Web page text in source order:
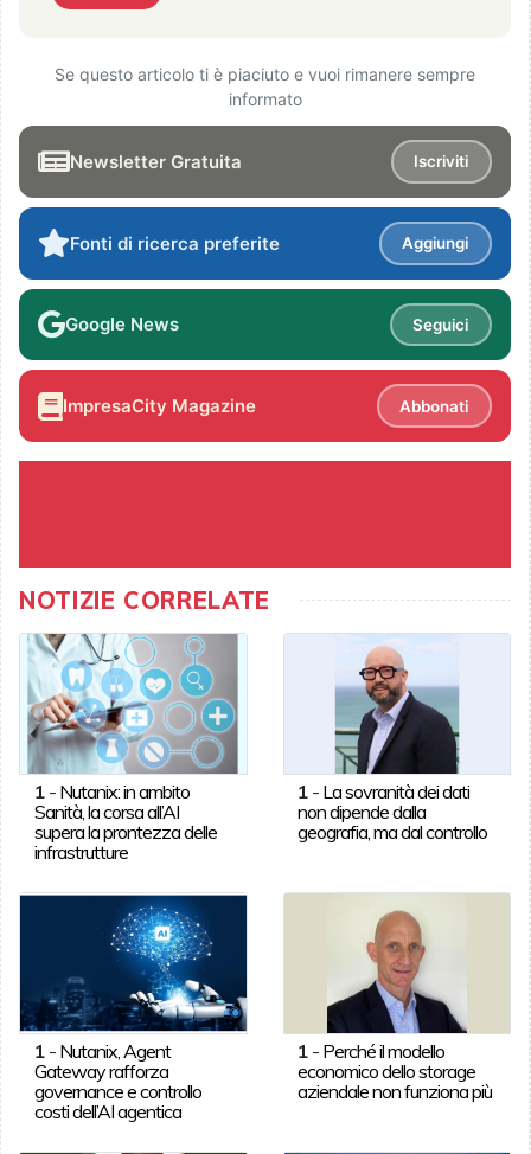
Se questo articolo ti è piaciuto e vuoi rimanere sempre
informato
Newsletter Gratuita Iscriviti
Fonti di ricerca preferite Aggiungi
Google News Seguici
ImpresaCity Magazine Abbonati
NOTIZIE CORRELATE
1- Nutanix: in ambito
Sanità, la corsa all’AI
supera la prontezza delle
infrastrutture
1 - La sovranità dei dati
non dipende dalla
geografia, ma dal controllo
1- Nutanix, Agent
Gateway rafforza
governance e controllo
costi dell’AI agentica
1 - Perché il modello
economico dello storage
aziendale non funziona più